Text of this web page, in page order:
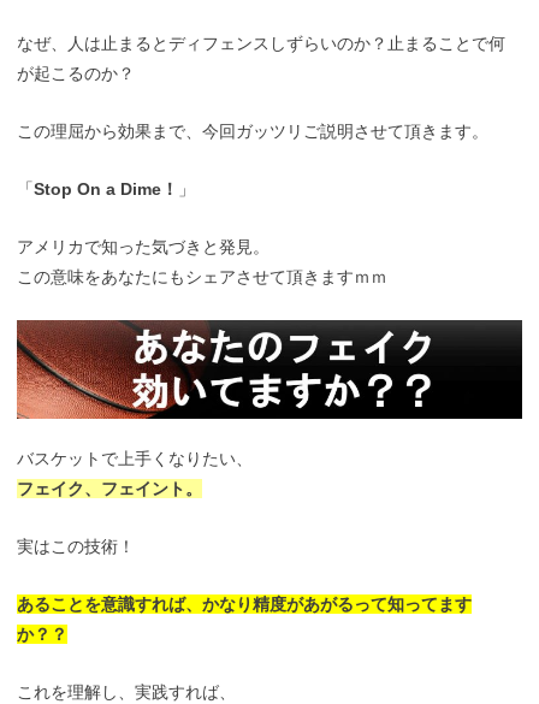
なぜ、人は止まるとディフェンスしずらいのか？止まることで何
が起こるのか？
この理屈から効果まで、今回ガッツリご説明させて頂きます。
「Stop On a Dime！ 」
アメリカで知った気づきと発見。
この意味をあなたにもシェアさせて頂きますｍｍ
バスケットで上手くなりたい、
フェイク、フェイント。
実はこの技術！
あることを意識すれば、かなり精度があがるって知ってます
か？？
これを理解し、実践すれば、